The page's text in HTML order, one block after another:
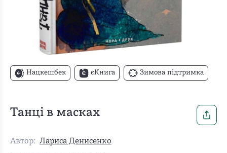
Нацкешбек єКнига Зимова підтримка
Танці в масках
Автор: Лариса Денисенко